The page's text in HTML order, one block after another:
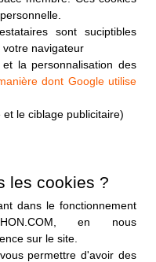
sont suciptibles
navigateur
la personnalisation des
dont Google utilise
le ciblage publicitaire)
les cookies ?
dans le fonctionnement
en nous
sur le site.
permettre d'avoir des